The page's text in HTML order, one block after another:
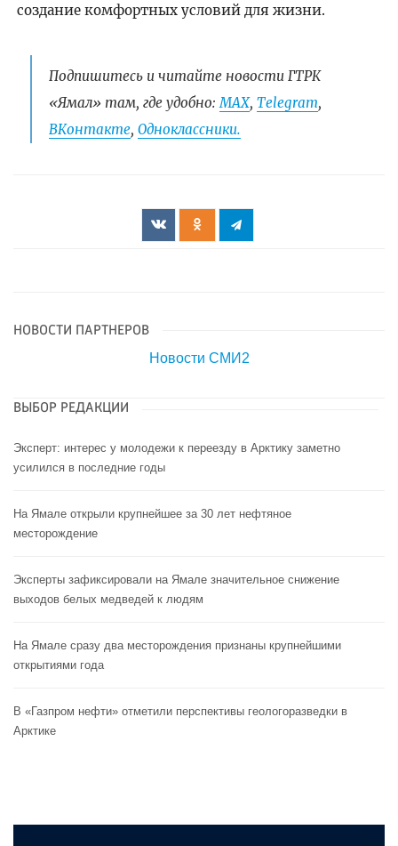
создание комфортных условий для жизни.
Подпишитесь и читайте новости ГТРК
«Ямал» там, где удобно:МАХ, Telegram,
ВКонтакте, Одноклассники.
НОВОСТИ ПАРТНЕРОВ
Новости СМИ2
ВЫБОР РЕДАКЦИИ
Эксперт: интерес у молодежи к переезду в Арктику заметно
усилился в последние годы
На Ямале открыли крупнейшее за 30 лет нефтяное
месторождение
Эксперты зафиксировали на Ямале значительное снижение
выходов белых медведей к людям
На Ямале сразу два месторождения признаны крупнейшими
открытиями года
В «Газпром нефти» отметили перспективы геологоразведки в
Арктике